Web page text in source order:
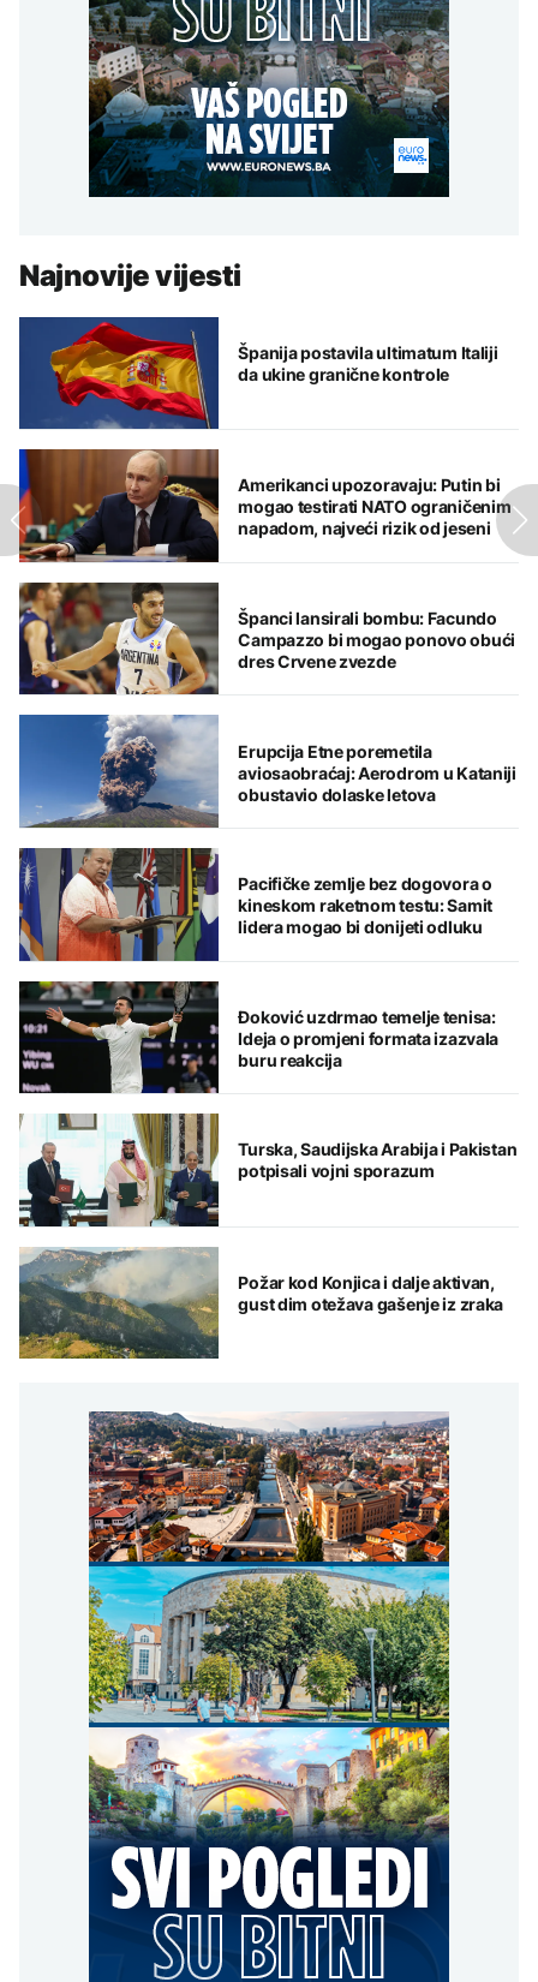
Najnovije vijesti
Španija postavila ultimatum Italiji
da ukine granične kontrole
Amerikanci upozoravaju: Putin bi
mogao testirati NATO ograničenim
napadom, najveći rizik od jeseni
Španci lansirali bombu: Facundo
Campazzo bi mogao ponovo obući
dres Crvene zvezde
Erupcija Etne poremetila
aviosaobraćaj: Aerodrom u Kataniji
obustavio dolaske letova
Pacifičke zemlje bez dogovora o
kineskom raketnom testu: Samit
lidera mogao bi donijeti odluku
Đoković uzdrmao temelje tenisa:
Ideja o promjeni formata izazvala
buru reakcija
Turska, Saudijska Arabija i Pakistan
potpisali vojni sporazum
Požar kod Konjica i dalje aktivan,
gust dim otežava gašenje iz zraka